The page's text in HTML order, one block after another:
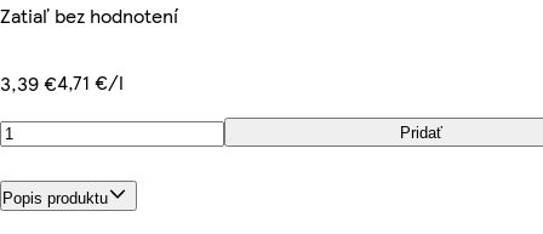
Zatiaľ bez hodnotení
3,39 €4,71 €/l
Pridať
Popis produktu